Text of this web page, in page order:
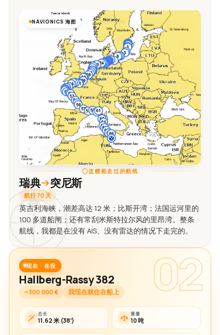
NAVIONICS 海图
这艘船走过的航线
瑞典 突尼斯
航行 70 天
英吉利海峡，潮差高达 12 米；比斯开湾；法国运河里的
100 多道船闸；还有常刮米斯特拉尔风的里昂湾。整条
航线，我都是在没有 AIS、没有雷达的情况下走完的。
02
现在 · 在役
Hallberg-Rassy 382
~300 000 € 我现在就住在船上
总长
11.62 米 (38′)
重量
10 吨